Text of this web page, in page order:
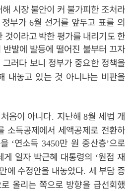
시장 불안이 커 불가피한 조처라
정부가 6월 선거를 앞두고 표를 의
것이라고 박한 평가를 내리기도 한
발에 발등에 떨어진 불부터 끄자
그러다 보니 정부가 중요한 정책을
내놓고 있는 것 아니냐는 비판을
음이 아니다. 지난해8월 세법 개
소득공제에서 세액공제로 전환하
‘연소득3450만 원 중산층’으로
게 일자 박근혜 대통령의 ‘원점 재
에 수정안을 내놓았다. 세 부담 증
올리는 쪽으로 방향을 급선회했